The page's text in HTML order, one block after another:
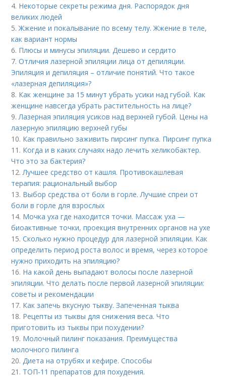
4. Некоторые секреты режима дня. Распорядок дня
великих людей
5.Жжение и покалывание по всему телу. Жжение в теле,
как вариант нормы
6. Плюсы и минусы эпиляции. Дешево и сердито
7.Отличия лазерной эпиляции лица от депиляции.
Эпиляция и депиляция – отличие понятий. Что такое
«лазерная депиляция»?
8. Как женщине за 15 минут убрать усики над губой. Как
женщине навсегда убрать растительность на лице?
9.Лазерная эпиляция усиков над верхней губой. Цены на
лазерную эпиляцию верхней губы
10. Как правильно заживить пирсинг пупка. Пирсинг пупка
11. Когда и в каких случаях надо лечить хеликобактер.
Что это за бактерия?
12.Лучшее средство от кашля. Противокашлевая
терапия: рациональный выбор
13. Выбор средства от боли в горле. Лучшие спреи от
боли в горле для взрослых
14. Мочка уха где находится точки. Массаж уха —
биоактивные точки, проекция внутренних органов на ухе
15.Сколько нужно процедур для лазерной эпиляции. Как
определить период роста волос и время, через которое
нужно приходить на эпиляцию?
16. На какой день выпадают волосы после лазерной
эпиляции. Что делать после первой лазерной эпиляции:
советы и рекомендации
17. Как запечь вкусную тыкву. Запеченная тыква
18. Рецепты из тыквы для снижения веса. Что
приготовить из тыквы при похудении?
19. Молочный пилинг показания. Преимущества
молочного пилинга
20.Диета на отрубях и кефире. Способы
21. ТОП-11 препаратов для похудения.